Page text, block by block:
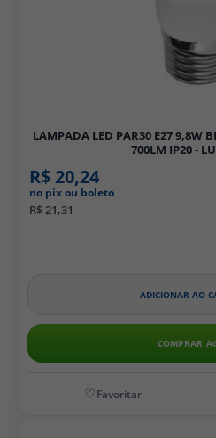
LAMPADA LED PAR30 E27 9,8W
700LM IP20 -
R$ 20,24
no pix ou boleto
R$ 21,31
ADICIONAR AO
COMPRAR